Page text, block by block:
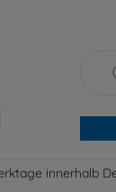
innerhalb